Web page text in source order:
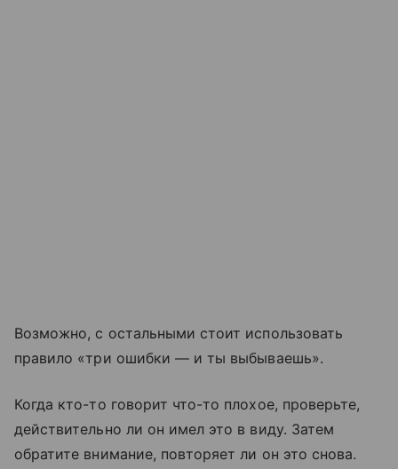
Возможно, с остальными стоит использовать
правило «три ошибки — и ты выбываешь».
Когда кто-то говорит что-то плохое, проверьте,
действительно ли он имел это в виду. Затем
обратите внимание, повторяет ли он это снова.